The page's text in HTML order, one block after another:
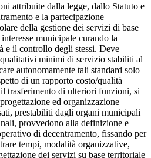
attribuite dalla legge, dallo Statuto e
e la partecipazione
della gestione dei servizi di base
municipale curando la
e il controllo degli stessi. Deve
minimi di servizio stabiliti al
autonomamente tali standard solo
di un rapporto costo/qualità
trasferimento di ulteriori funzioni, si
ed organizzazione
prestabiliti dagli organi municipali
provvedono alla definizione e
di decentramento, fissando per
tempi, modalità organizzative,
dei servizi su base territoriale